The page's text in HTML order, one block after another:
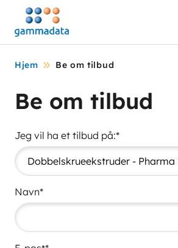
Hopp
hovedinnholdett
Hjem Be om tilbud
Be om tilbud
Jeg vil ha et tilbud på:*
Navn*